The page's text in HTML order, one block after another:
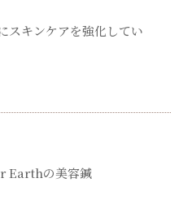
スキンケアを強化してい
Earthの美容鍼